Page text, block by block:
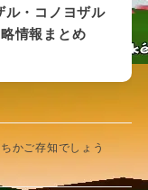
ル・コノヨザル
情報まとめ
かご存知でしょう